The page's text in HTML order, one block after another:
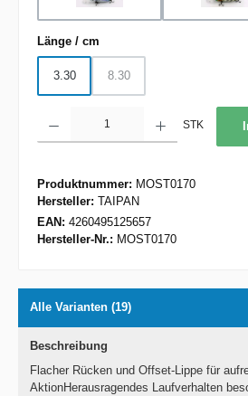
Rainbow Trout US
Länge / cm
3.30 8.30
(Diese Option ist zurzeit nicht
STK
Produktnummer: MOST0170
Hersteller: TAIPAN
EAN: 4260495125657
Hersteller-Nr.: MOST0170
Alle Varianten (19)
Beschreibung
Flacher Rücken und Offset-Lippe für
AktionHerausragendes Laufverhalten